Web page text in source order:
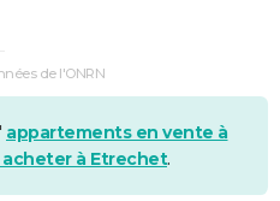
de l'ONRN
appartements en vente à
acheter à Etrechet.